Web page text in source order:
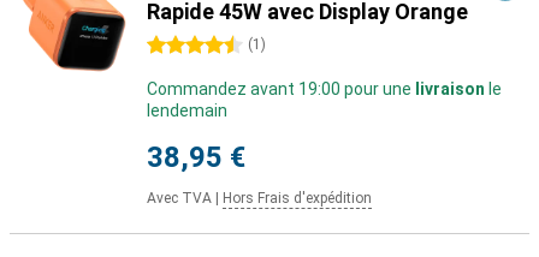
Rapide 45W avec Display Orange
4.5 étoiles (1 )
Commandez avant 19:00 pour une livraison le
lendemain
38,95 €
Avec TVA Hors Frais d'expédition